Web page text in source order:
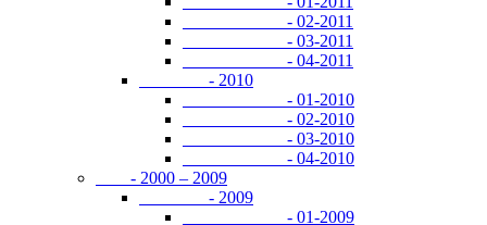
- 02-2011
- 03-2011
- 04-2011
- 2010
- 01-2010
- 02-2010
- 03-2010
- 04-2010
- 2000 – 2009
- 2009
- 01-2009